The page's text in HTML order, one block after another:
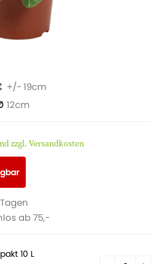
19
12
zzgl. Versandkosten
ab 75,-
10 L